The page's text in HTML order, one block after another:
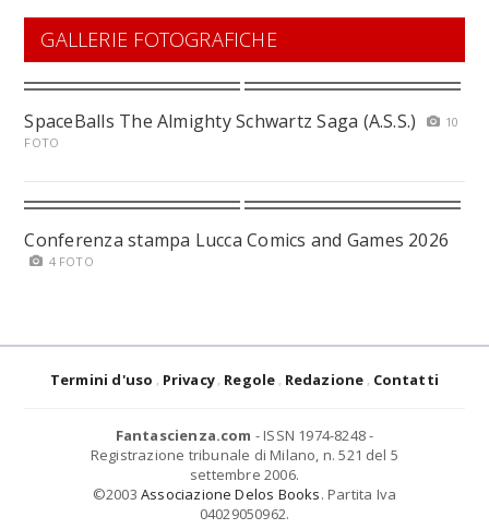
GALLERIE FOTOGRAFICHE
SpaceBalls The Almighty Schwartz Saga (A.S.S.)
10
FOTO
Conferenza stampa Lucca Comics and Games 2026
4 FOTO
Termini d'uso Privacy Regole Redazione Contatti
Fantascienza.com - ISSN 1974-8248 -
Registrazione tribunale di Milano, n. 521 del 5
settembre 2006.
©2003 Associazione Delos Books. Partita Iva
04029050962.